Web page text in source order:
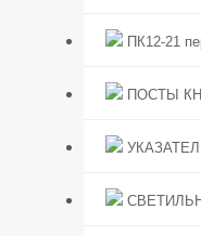
ПК12-21
ПОСТЫ